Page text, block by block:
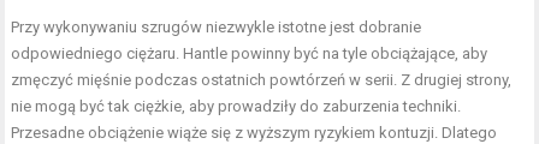
Przy wykonywaniu szrugów niezwykle istotne jest dobranie
odpowiedniego ciężaru. Hantle powinny być na tyle obciążające, aby
zmęczyć mięśnie podczas ostatnich powtórzeń w serii. Z drugiej strony,
nie mogą być tak ciężkie, aby prowadziły do zaburzenia techniki.
Przesadne obciążenie wiąże się z wyższym ryzykiem kontuzji. Dlatego